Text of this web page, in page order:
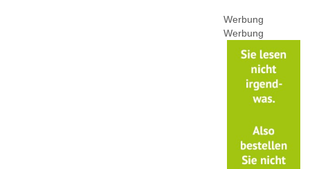
Werbung
Werbung